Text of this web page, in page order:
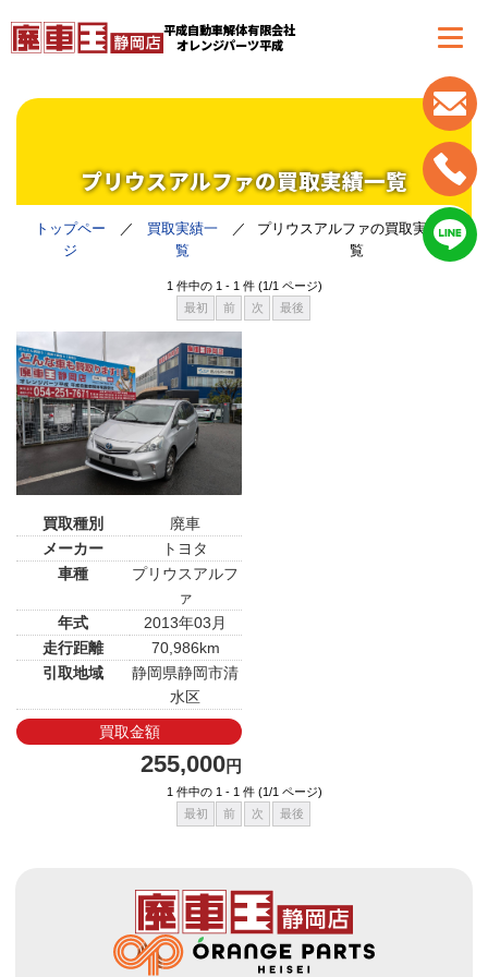
平成自動車解体有限会社
オレンジパーツ平成
プリウスアルファの買取実績一覧
トップペー
ジ
買取実績一
覧
プリウスアルファの買取実績一
覧
1 件中の 1 - 1 件 (1/1 ページ)
最初
前 次 最後
買取種別
廃車
メーカー
トヨタ
車種
プリウスアルフ
ァ
年式
2013年03月
走行距離
70,986km
引取地域
静岡県静岡市清
水区
買取金額
255,000円
1 件中の 1 - 1 件 (1/1 ページ)
最初
前 次 最後